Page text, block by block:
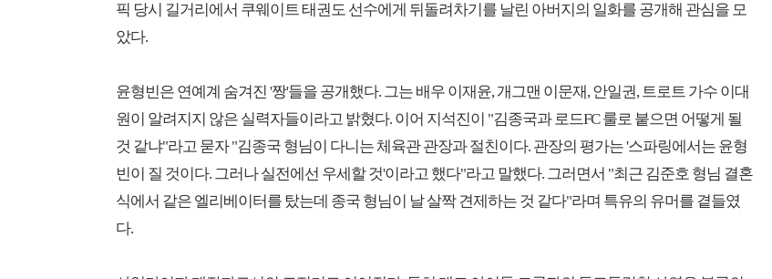
픽 당시 길거리에서 쿠웨이트 태권도 선수에게 뒤돌려차기를 날린 아버지의 일화를 공개해 관심을 모
았다.
윤형빈은 연예계 숨겨진 '짱'들을 공개했다. 그는 배우 이재윤, 개그맨 이문재, 안일권, 트로트 가수 이대
원이 알려지지 않은 실력자들이라고 밝혔다. 이어 지석진이 "김종국과 로드FC 룰로 붙으면 어떻게 될
것 같냐"라고 묻자 "김종국 형님이 다니는 체육관 관장과 절친이다. 관장의 평가는 '스파링에서는 윤형
빈이 질 것이다. 그러나 실전에선 우세할 것'이라고 했다"라고 말했다. 그러면서 "최근 김준호 형님 결혼
식에서 같은 엘리베이터를 탔는데 종국 형님이 날 살짝 견제하는 것 같다"라며 특유의 유머를 곁들였
다.